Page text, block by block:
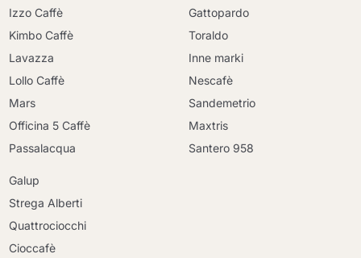
Izzo Caffè
Kimbo Caffè
Lavazza
Lollo Caffè
Mars
Officina 5 Caffè
Passalacqua
Gattopardo
Toraldo
Inne marki
Nescafè
Sandemetrio
Maxtris
Santero 958
Galup
Strega Alberti
Quattrociocchi
Cioccafè